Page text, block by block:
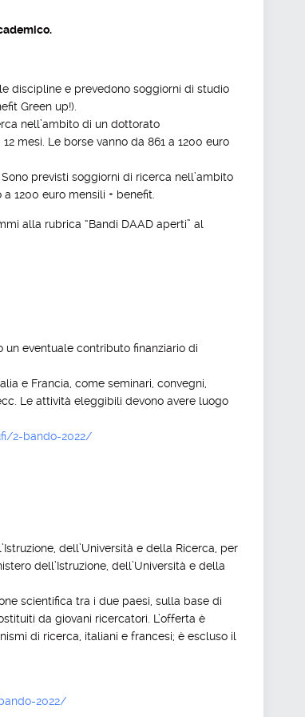
discipline e prevedono soggiorni di studio
Green up!).
nell’ambito di un dottorato
mesi. Le borse vanno da 861 a 1200 euro
previsti soggiorni di ricerca nell’ambito
1200 euro mensili + benefit.
alla rubrica “Bandi DAAD aperti” al
eventuale contributo finanziario di
e Francia, come seminari, convegni,
Le attività eleggibili devono avere luogo
2-bando-2022/
dell’Università e della Ricerca, per
dell’Istruzione, dell’Università e della
scientifica tra i due paesi, sulla base di
da giovani ricercatori. L’offerta è
di ricerca, italiani e francesi; è escluso il
2022/